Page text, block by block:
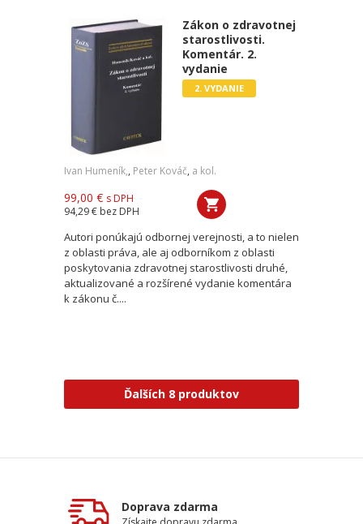
Zákon o zdravotnej
starostlivosti.
Komentár. 2.
vydanie
2. VYDANIE
Ivan Humeník,, Peter Kováč, a kol.
99,00 € s DPH
94,29 € bez DPH
Autori ponúkajú odbornej verejnosti, a to nielen
z oblasti práva, ale aj odborníkom z oblasti
poskytovania zdravotnej starostlivosti druhé,
aktualizované a rozšírené vydanie komentára
k zákonu č....
Ďalších 8 produktov
Doprava zdarma